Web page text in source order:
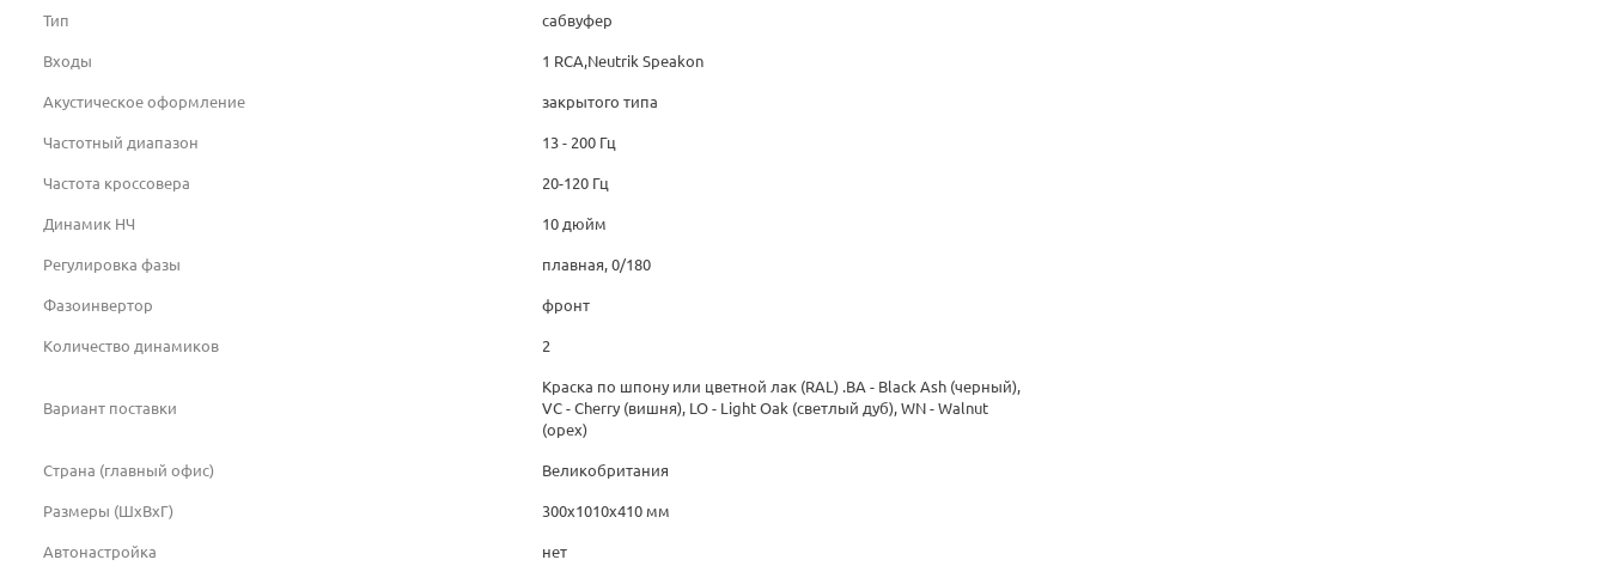
Тип сабвуфер
Входы 1 RCA,Neutrik Speakon
Акустическое оформление закрытого типа
Частотный диапазон 13 - 200 Гц
Частота кроссовера 20-120 Гц
Динамик НЧ 10 дюйм
Регулировка фазы плавная, 0/180
Фазоинвертор фронт
Количество динамиков 2
Вариант поставки
Краска по шпону или цветной лак (RAL) .BA - Black Ash (черный),
VC - Cherry (вишня), LO - Light Oak (светлый дуб), WN - Walnut
(орех)
Страна (главный офис) Великобритания
Размеры (ШхВхГ) 300х1010х410 мм
Автонастройка нет